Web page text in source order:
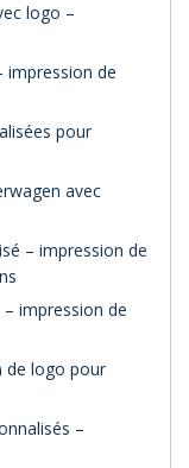
logo –
impression de
pour
avec
– impression de
impression de
de logo pour
–